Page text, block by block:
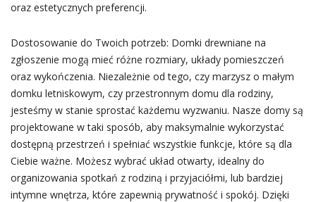
oraz estetycznych preferencji.
Dostosowanie do Twoich potrzeb: Domki drewniane na
zgłoszenie mogą mieć różne rozmiary, układy pomieszczeń
oraz wykończenia. Niezależnie od tego, czy marzysz o małym
domku letniskowym, czy przestronnym domu dla rodziny,
jesteśmy w stanie sprostać każdemu wyzwaniu. Nasze domy są
projektowane w taki sposób, aby maksymalnie wykorzystać
dostępną przestrzeń i spełniać wszystkie funkcje, które są dla
Ciebie ważne. Możesz wybrać układ otwarty, idealny do
organizowania spotkań z rodziną i przyjaciółmi, lub bardziej
intymne wnętrza, które zapewnią prywatność i spokój. Dzięki